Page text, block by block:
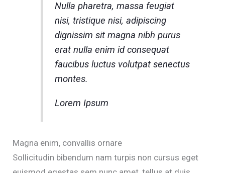
Nulla pharetra, massa feugiat
nisi, tristique nisi, adipiscing
dignissim sit magna nibh purus
erat nulla enim id consequat
faucibus luctus volutpat senectus
montes.
Lorem Ipsum
Magna enim, convallis ornare
Sollicitudin bibendum nam turpis non cursus eget